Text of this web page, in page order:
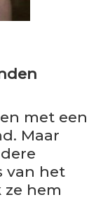
met een
Maar
van het
hem